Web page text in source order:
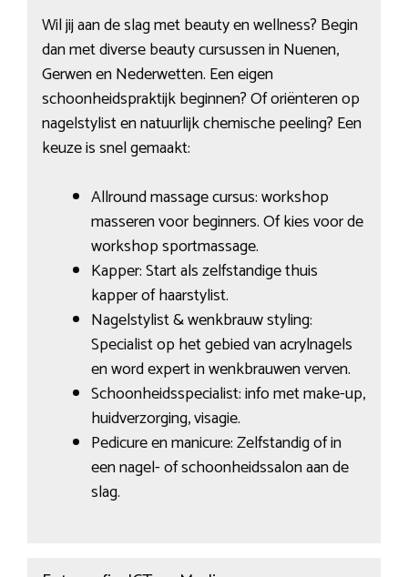
Wil jij aan de slag met beauty en wellness? Begin
dan met diverse beauty cursussen in Nuenen,
Gerwen en Nederwetten. Een eigen
schoonheidspraktijk beginnen? Of oriënteren op
nagelstylist en natuurlijk chemische peeling? Een
keuze is snel gemaakt:
Allround massage cursus: workshop
masseren voor beginners. Of kies voor de
workshop sportmassage.
Kapper: Start als zelfstandige thuis
kapper of haarstylist.
Nagelstylist & wenkbrauw styling:
Specialist op het gebied van acrylnagels
en word expert in wenkbrauwen verven.
Schoonheidsspecialist: info met make-up,
huidverzorging, visagie.
Pedicure en manicure: Zelfstandig of in
een nagel- of schoonheidssalon aan de
slag.